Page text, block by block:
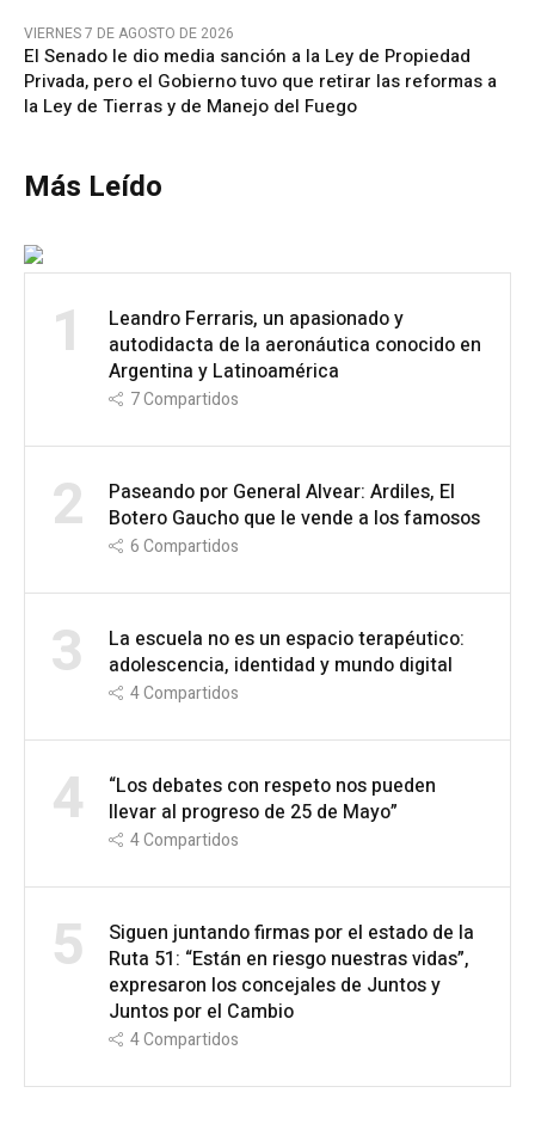
VIERNES 7 DE AGOSTO DE 2026
El Senado le dio media sanción a la Ley de Propiedad
Privada, pero el Gobierno tuvo que retirar las reformas a
la Ley de Tierras y de Manejo del Fuego
Más Leído
1
Leandro Ferraris, un apasionado y
autodidacta de la aeronáutica conocido en
Argentina y Latinoamérica
7Compartidos
2
Paseando por General Alvear: Ardiles, El
Botero Gaucho que le vende a los famosos
6Compartidos
3
La escuela no es un espacio terapéutico:
adolescencia, identidad y mundo digital
4Compartidos
4
“Los debates con respeto nos pueden
llevar al progreso de 25 de Mayo”
4Compartidos
5
Siguen juntando firmas por el estado de la
Ruta 51: “Están en riesgo nuestras vidas”,
expresaron los concejales de Juntos y
Juntos por el Cambio
4Compartidos